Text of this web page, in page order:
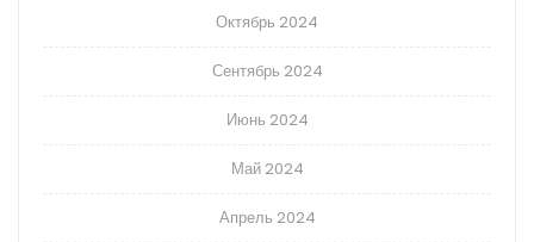
Октябрь 2024
Сентябрь 2024
Июнь 2024
Май 2024
Апрель 2024